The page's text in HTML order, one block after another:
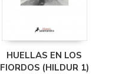
HUELLAS EN LOS
FIORDOS (HILDUR 1)